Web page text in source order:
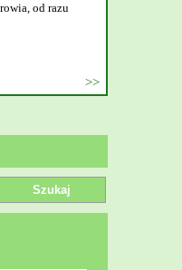
od razu
Szukaj